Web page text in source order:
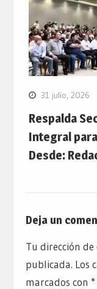
31 julio, 2026
Respalda
Integral
Desde:
Deja un
Tu dirección
publicada. Los
marcados con *